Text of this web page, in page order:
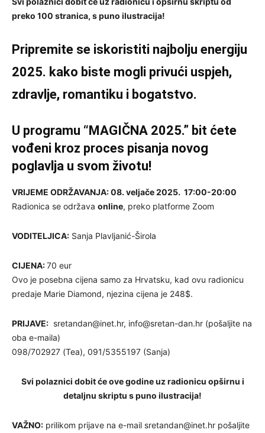
preko 100 stranica, s puno ilustracija!
Pripremite se iskoristiti najbolju energiju
2025. kako biste mogli privući uspjeh,
zdravlje, romantiku i bogatstvo.
U programu “MAGIČNA 2025.” bit ćete
vođeni kroz proces pisanja novog
poglavlja u svom životu!
VRIJEME ODRŽAVANJA: 08. veljače 2025. 17:00-20:00
Radionica se održava online, preko platforme Zoom
VODITELJICA: Sanja Plavljanić-Širola
CIJENA:70 eur
Ovo je posebna cijena samo za Hrvatsku, kad ovu radionicu
predaje Marie Diamond, njezina cijena je 248$.
PRIJAVE: sretandan@inet.hr, info@sretan-dan.hr (pošaljite na
oba e-maila)
098/702927 (Tea), 091/5355197 (Sanja)
Svi polaznici dobit će ove godine uz radionicu opširnu i
detaljnu skriptu s puno ilustracija!
VAŽNO: prilikom prijave na e-mail sretandan@inet.hr pošaljite